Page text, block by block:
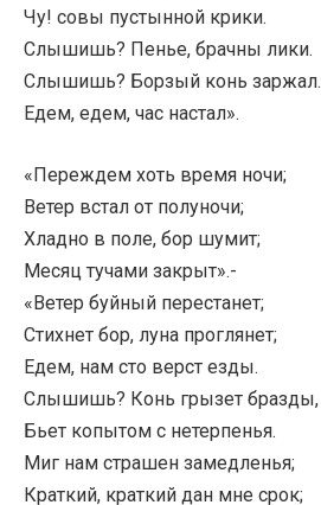
Чу! совы пустынной крики.
Слышишь? Пенье, брачны лики.
Слышишь? Борзый конь заржал.
Едем, едем, час настал».
«Переждем хоть время ночи;
Ветер встал от полуночи;
Хладно в поле, бор шумит;
Месяц тучами закрыт».-
«Ветер буйный перестанет;
Стихнет бор, луна проглянет;
Едем, нам сто верст езды.
Слышишь? Конь грызет бразды,
Бьет копытом с нетерпенья.
Миг нам страшен замедленья;
Краткий, краткий дан мне срок;